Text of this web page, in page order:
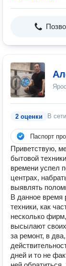
2 оценки В сети
Паспорт
Приветствую,
бытовой
времени успел
центрах,
выявлять
В данное время
техники, как
несколько
высылают
за ремонт, в
дней и то не